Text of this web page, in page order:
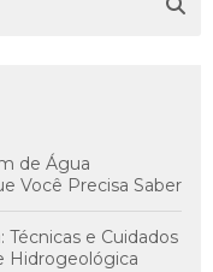
de Água
Você Precisa Saber
e Cuidados
Hidrogeológica